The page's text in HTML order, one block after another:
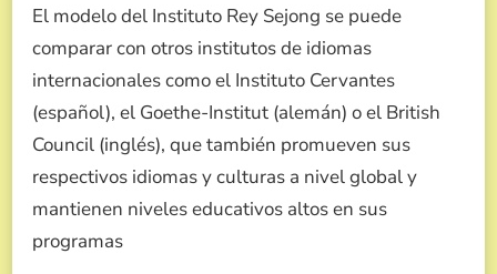
El modelo del Instituto Rey Sejong se puede
comparar con otros institutos de idiomas
internacionales como el Instituto Cervantes
(español), el Goethe-Institut (alemán) o el British
Council (inglés), que también promueven sus
respectivos idiomas y culturas a nivel global y
mantienen niveles educativos altos en sus
programas